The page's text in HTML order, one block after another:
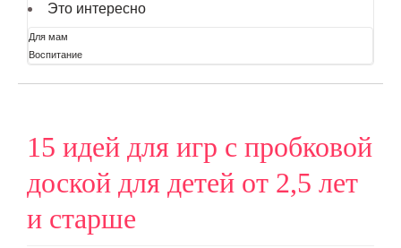
Это интересно
Для мам
Воспитание
15 идей для игр с пробковой
доской для детей от 2,5 лет
и старше